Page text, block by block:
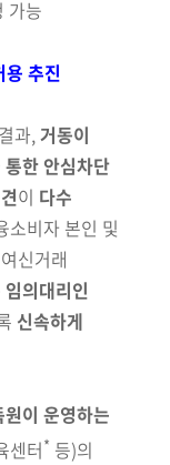
가능
추진
과,거동이
한 안심차단
이 다수
소비자 본인 및
신거래
임의대리인
신속하게
이 운영하는
센터* 등)의